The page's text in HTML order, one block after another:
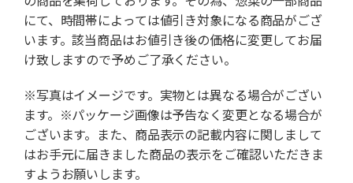
にて、時間帯によっては値引き対象になる商品がござ
います。該当商品はお値引き後の価格に変更してお届
け致しますので予めご了承ください。
※写真はイメージです。実物とは異なる場合がござい
ます。※パッケージ画像は予告なく変更となる場合が
ございます。また、商品表示の記載内容に関しまして
はお手元に届きました商品の表示をご確認いただきま
すようお願いします。